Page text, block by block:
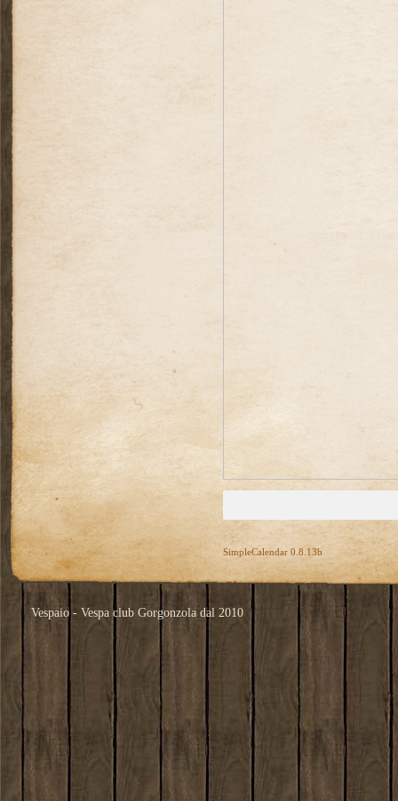
SimpleCalendar 0.8.13b
Vespaio - Vespa club Gorgonzola dal 2010